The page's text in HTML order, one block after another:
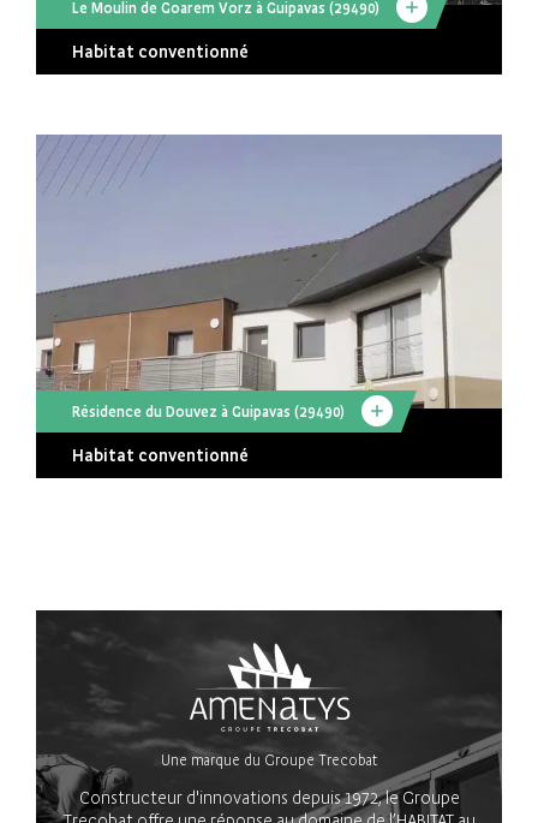
Le Moulin de Goarem Vorz à Guipavas (29490)
Habitat conventionné
Résidence du Douvez à Guipavas (29490)
Habitat conventionné
Une marque du Groupe Trecobat
Constructeur d'innovations depuis 1972, le Groupe